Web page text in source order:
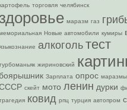
торговля челябинск
здоровье маразм газ
Новые автомобили кумиры
алкоголь тест
жириновский
боярышник Зарплата опрос маразмы
скейт мото ленин дурки
ковид рпц турция автопром